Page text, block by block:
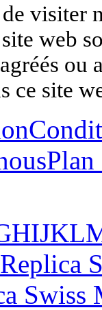
visiter
web
ce site
Plan
HIJKL
Replica
Swiss